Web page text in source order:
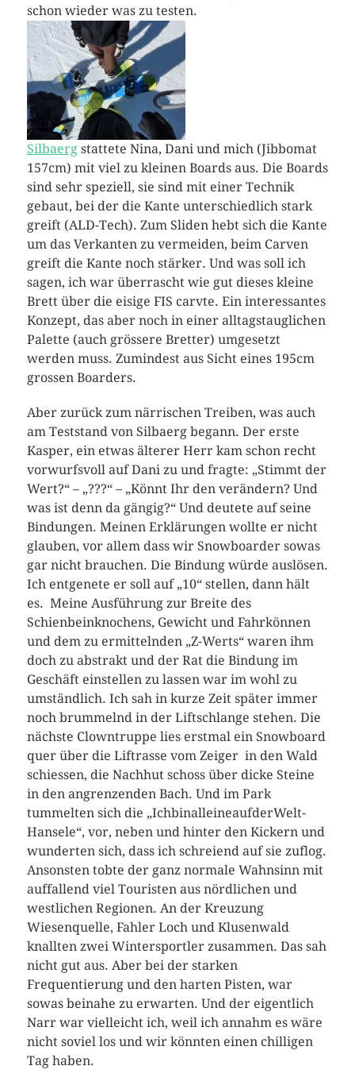
schon wieder was zu testen.
Silbaergstattete Nina, Dani und mich (Jibbomat
157cm) mit viel zu kleinen Boards aus. Die Boards
sind sehr speziell, sie sind mit einer Technik
gebaut, bei der die Kante unterschiedlich stark
greift (ALD-Tech). Zum Sliden hebt sich die Kante
um das Verkanten zu vermeiden, beim Carven
greift die Kante noch stärker. Und was soll ich
sagen, ich war überrascht wie gut dieses kleine
Brett über die eisige FIS carvte. Ein interessantes
Konzept, das aber noch in einer alltagstauglichen
Palette (auch grössere Bretter) umgesetzt
werden muss. Zumindest aus Sicht eines 195cm
grossen Boarders.
Aber zurück zum närrischen Treiben, was auch
am Teststand von Silbaerg begann. Der erste
Kasper, ein etwas älterer Herr kam schon recht
vorwurfsvoll auf Dani zu und fragte: „Stimmt der
Wert?“ – „???“ – „Könnt Ihr den verändern? Und
was ist denn da gängig?“ Und deutete auf seine
Bindungen. Meinen Erklärungen wollte er nicht
glauben, vor allem dass wir Snowboarder sowas
gar nicht brauchen. Die Bindung würde auslösen.
Ich entgenete er soll auf „10“ stellen, dann hält
es. Meine Ausführung zur Breite des
Schienbeinknochens, Gewicht und Fahrkönnen
und dem zu ermittelnden „Z-Werts“ waren ihm
doch zu abstrakt und der Rat die Bindung im
Geschäft einstellen zu lassen war im wohl zu
umständlich. Ich sah in kurze Zeit später immer
noch brummelnd in der Liftschlange stehen. Die
nächste Clowntruppe lies erstmal ein Snowboard
quer über die Liftrasse vom Zeiger in den Wald
schiessen, die Nachhut schoss über dicke Steine
in den angrenzenden Bach. Und im Park
tummelten sich die „IchbinalleineaufderWelt-
Hansele“, vor, neben und hinter den Kickern und
wunderten sich, dass ich schreiend auf sie zuflog.
Ansonsten tobte der ganz normale Wahnsinn mit
auffallend viel Touristen aus nördlichen und
westlichen Regionen. An der Kreuzung
Wiesenquelle, Fahler Loch und Klusenwald
knallten zwei Wintersportler zusammen. Das sah
nicht gut aus. Aber bei der starken
Frequentierung und den harten Pisten, war
sowas beinahe zu erwarten. Und der eigentlich
Narr war vielleicht ich, weil ich annahm es wäre
nicht soviel los und wir könnten einen chilligen
Tag haben.